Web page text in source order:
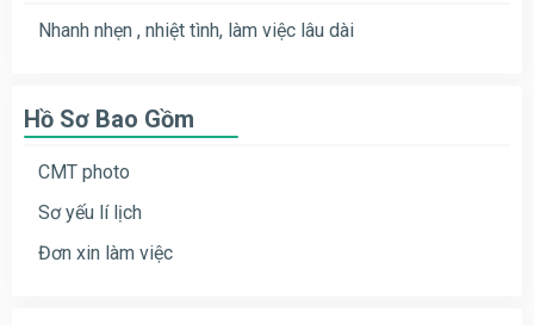
Nhanh nhẹn , nhiệt tình, làm việc lâu dài
Hồ Sơ Bao Gồm
CMT photo
Sơ yếu lí lịch
Đơn xin làm việc